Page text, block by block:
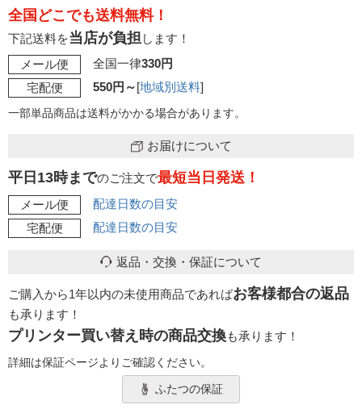
全国どこでも送料無料！
下記送料を当店が負担 します！
メール便
全国一律330円
宅配便
550円～[地域別送料]
一部単品商品は送料がかかる場合があります。
お届けについて
平日13時までのご注文で最短当日発送！
メール便
配達日数の目安
宅配便
配達日数の目安
返品・交換・保証について
ご購入から1年以内の未使用商品であればお客様都合の返品
も承ります！
プリンター買い替え時の商品交換も承ります！
詳細は保証ページよりご確認ください。
ふたつの保証